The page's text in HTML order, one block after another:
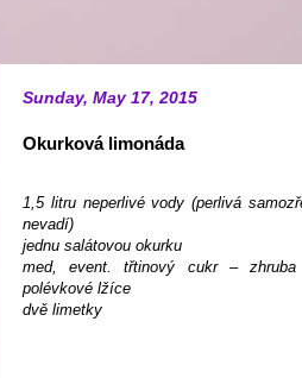
Sunday, May 17, 2015
Okurková limonáda
1,5 litru neperlivé vody (perlivá
nevadí)
jednu salátovou okurku
med, event. třtinový cukr – zhruba
polévkové lžíce
dvě limetky